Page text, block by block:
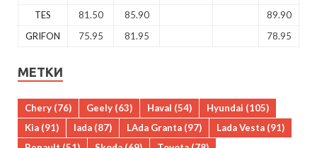
TES
81.50 85.90
89.90
GRIFON
75.95 81.95 78.95
МЕТКИ
Chery (76) Geely (63) Haval (54) Hyundai (105)
Kia (91) lada (87) LAda Granta (97) Lada Vesta (91)